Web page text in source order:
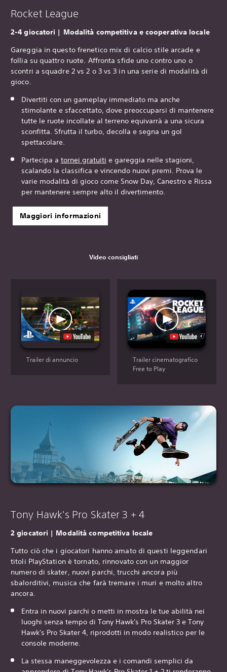
Rocket League
‎2-4 giocatori | Modalità competitiva e cooperativa locale
Gareggia in questo frenetico mix di calcio stile arcade e
follia su quattro ruote. Affronta sfide uno contro uno o
scontri a squadre 2 vs 2 o 3 vs 3 in una serie di modalità di
gioco.
Divertiti con un gameplay immediato ma anche
stimolante e sfaccettato, dove preoccuparsi di mantenere
tutte le ruote incollate al terreno equivarrà a una sicura
sconfitta. Sfrutta il turbo, decolla e segna un gol
spettacolare.
Partecipa a tornei gratuiti e gareggia nelle stagioni,
scalando la classifica e vincendo nuovi premi. Prova le
varie modalità di gioco come Snow Day, Canestro e Rissa
per mantenere sempre alto il divertimento.
Maggiori informazioni
Video consigliati
Trailer di annuncio
Trailer cinematografico
Free to Play
Tony Hawk's Pro Skater 3 + 4
2 giocatori | Modalità competitiva locale
Tutto ciò che i giocatori hanno amato di questi leggendari
titoli PlayStation è tornato, rinnovato con un maggior
numero di skater, nuovi parchi, trucchi ancora più
sbalorditivi, musica che farà tremare i muri e molto altro
ancora.
Entra in nuovi parchi o metti in mostra le tue abilità nei
luoghi senza tempo di Tony Hawk's Pro Skater 3 e Tony
Hawk's Pro Skater 4, riprodotti in modo realistico per le
console moderne.
La stessa maneggevolezza e i comandi semplici da